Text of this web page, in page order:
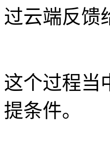
过云端反馈
这个过程当
提条件。